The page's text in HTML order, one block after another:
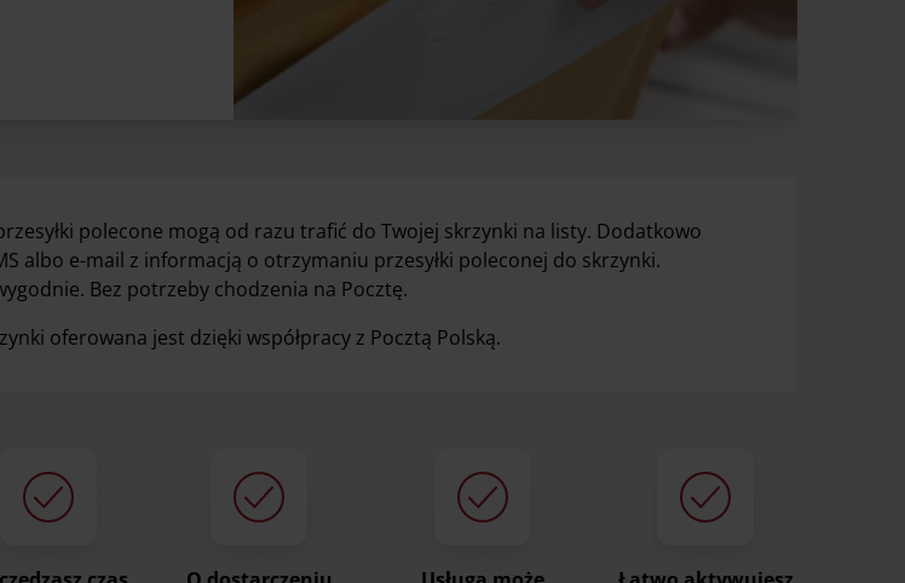
polecone mogą od razu trafić do Twojej skrzynki na listy. Dodatkowo
albo e-mail z informacją o otrzymaniu przesyłki poleconej do skrzynki.
Bez potrzeby chodzenia na Pocztę.
oferowana jest dzięki współpracy z Pocztą Polską.